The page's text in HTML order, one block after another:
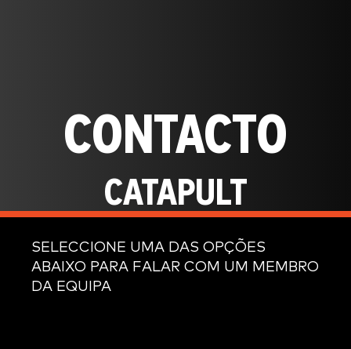
CONTACTO
CATAPULT
SELECCIONE UMA DAS OPÇÕES
ABAIXO PARA FALAR COM UM MEMBRO
DA EQUIPA